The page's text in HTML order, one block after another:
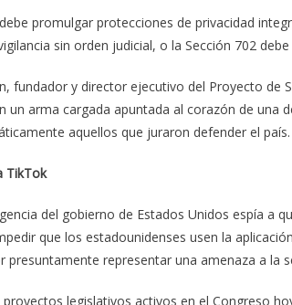
promulgar protecciones de privacidad
sin orden judicial, o la Sección 702
fundador y director ejecutivo del Proyecto de
un arma cargada apuntada al corazón de una
aquellos que juraron defender el país.
TikTok
del gobierno de Estados Unidos espía a
que los estadounidenses usen la
presuntamente representar una amenaza a la
legislativos activos en el Congreso